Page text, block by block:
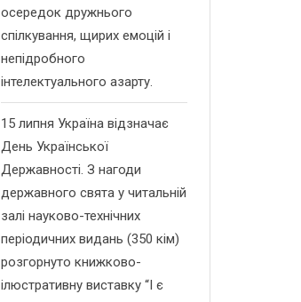
осередок дружнього
спілкування, щирих емоцій і
непідробного
інтелектуального азарту.
15 липня Україна відзначає
День Української
Державності. З нагоди
державного свята у читальній
залі науково-технічних
періодичних видань (350 кім)
розгорнуто книжково-
ілюстративну виставку “І є